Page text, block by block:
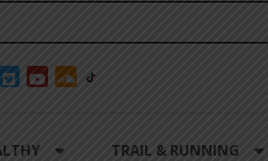
TRAIL & RUNNING